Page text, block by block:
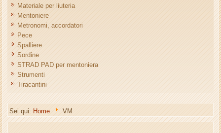
Materiale per liuteria
Mentoniere
Metronomi, accordatori
Pece
Spalliere
Sordine
STRAD PAD per mentoniera
Strumenti
Tiracantini
Sei qui: Home VM